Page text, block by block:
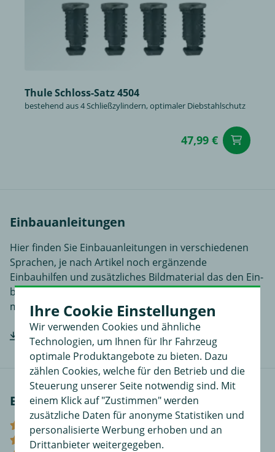
Thule Schloss-Satz 4504
bestehend aus 4 Schließzylindern, optimaler Diebstahlschutz
47,99 €
Einbauanleitungen
Hier finden Sie Einbauanleitungen in verschiedenen
Sprachen, je nach Artikel noch ergänzende
Einbauhilfen und zusätzliches Bildmaterial das den Ein-
bzw. Anbau des Produktes für Sie noch einfacher
macht.
Hersteller-Einbauanleitung downloaden
Bewertungen
(0)
Ihre Cookie Einstellungen
Wir verwenden Cookies und ähnliche
Technologien, um Ihnen für Ihr Fahrzeug
optimale Produktangebote zu bieten. Dazu
zählen Cookies, welche für den Betrieb und die
Steuerung unserer Seite notwendig sind. Mit
einem Klick auf "Zustimmen" werden
zusätzliche Daten für anonyme Statistiken und
personalisierte Werbung erhoben und an
Drittanbieter weitergegeben.